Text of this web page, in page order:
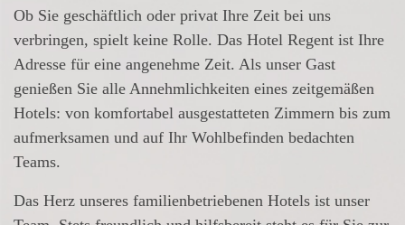
Ob Sie geschäftlich oder privat Ihre Zeit bei uns
verbringen, spielt keine Rolle. Das Hotel Regent ist Ihre
Adresse für eine angenehme Zeit. Als unser Gast
genießen Sie alle Annehmlichkeiten eines zeitgemäßen
Hotels: von komfortabel ausgestatteten Zimmern bis zum
aufmerksamen und auf Ihr Wohlbefinden bedachten
Teams.
Das Herz unseres familienbetriebenen Hotels ist unser